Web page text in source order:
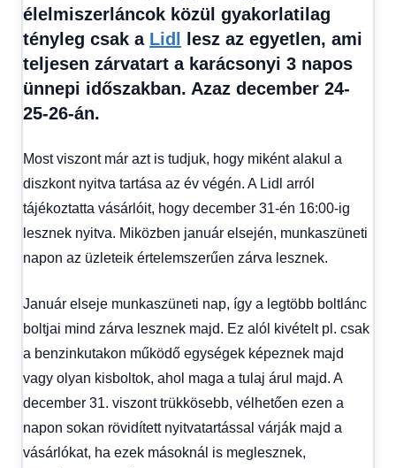
élelmiszerláncok közül gyakorlatilag
tényleg csak a Lidl lesz az egyetlen, ami
teljesen zárvatart a karácsonyi 3 napos
ünnepi időszakban. Azaz december 24-
25-26-án.
Most viszont már azt is tudjuk, hogy miként alakul a
diszkont nyitva tartása az év végén. A Lidl arról
tájékoztatta vásárlóit, hogy december 31-én 16:00-ig
lesznek nyitva. Miközben január elsején, munkaszüneti
napon az üzleteik értelemszerűen zárva lesznek.
Január elseje munkaszüneti nap, így a legtöbb boltlánc
boltjai mind zárva lesznek majd. Ez alól kivételt pl. csak
a benzinkutakon működő egységek képeznek majd
vagy olyan kisboltok, ahol maga a tulaj árul majd. A
december 31. viszont trükkösebb, vélhetően ezen a
napon sokan rövidített nyitvatartással várják majd a
vásárlókat, ha ezek másoknál is meglesznek,